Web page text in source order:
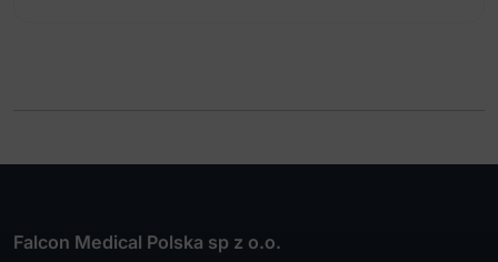
Falcon Medical Polska sp z o.o.